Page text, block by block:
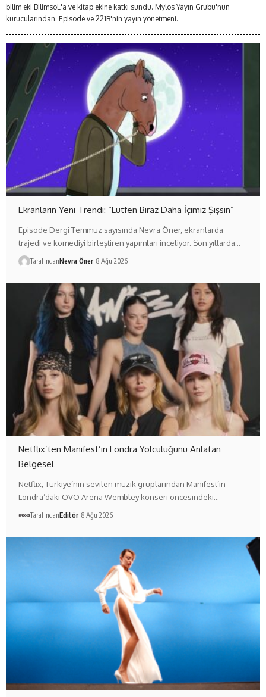
bilim eki BilimsoL'a ve kitap ekine katkı sundu. Mylos Yayın Grubu'nun
kurucularından. Episode ve 221B'nin yayın yönetmeni.
Ekranların Yeni Trendi: “Lütfen Biraz Daha İçimiz Şişsin”
Episode Dergi Temmuz sayısında Nevra Öner, ekranlarda
trajedi ve komediyi birleştiren yapımları inceliyor. Son yıllarda…
TarafındanNevra Öner 8 Ağu 2026
Netflix’ten Manifest’in Londra Yolculuğunu Anlatan
Belgesel
Netflix, Türkiye’nin sevilen müzik gruplarından Manifest’in
Londra’daki OVO Arena Wembley konseri öncesindeki…
TarafındanEditör 8 Ağu 2026